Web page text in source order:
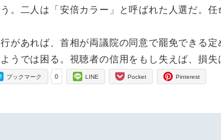
。二人は「安倍カラー」と呼ばれた人選だ。
があれば、首相が両議院の同意で罷免できる定
うでは困る。視聴者の信用をもし失えば、損失
0
ブックマーク LINE Pocket Pinterest